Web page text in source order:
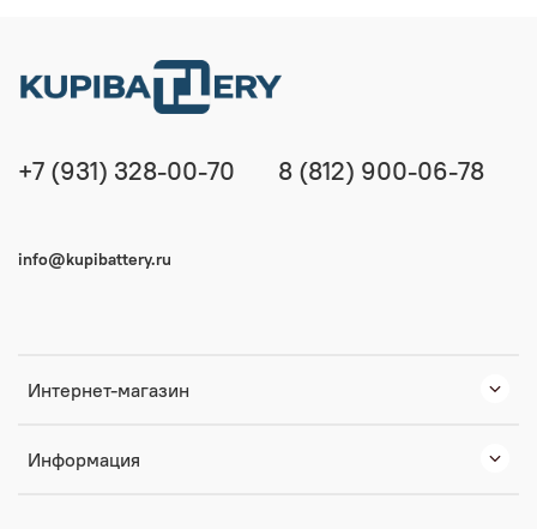
Интернет-магазин
Информация
+7 (931) 328-00-70 8 (812) 900-06-78
info@kupibattery.ru